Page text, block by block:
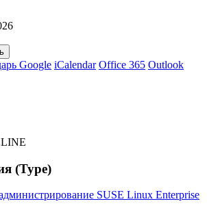
Google iCalendar Office 365 Outlook
(Type)
SUSE Linux Enterprise